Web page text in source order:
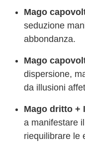
Mago
seduzione
abbondanza.
Mago
dispersione,
da illusioni
Mago dritto +
a manifestare
riequilibrare le